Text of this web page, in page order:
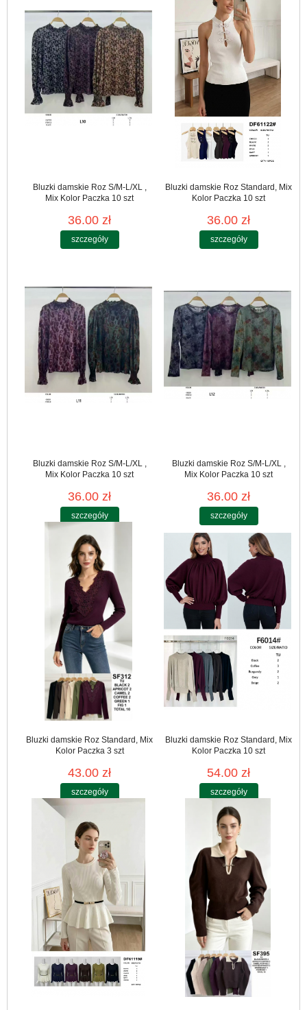
Bluzki damskie Roz S/M-L/XL ,
Mix Kolor Paczka 10 szt
36.00 zł
szczegóły
Bluzki damskie Roz Standard, Mix
Kolor Paczka 10 szt
36.00 zł
szczegóły
Bluzki damskie Roz S/M-L/XL ,
Mix Kolor Paczka 10 szt
36.00 zł
szczegóły
Bluzki damskie Roz S/M-L/XL ,
Mix Kolor Paczka 10 szt
36.00 zł
szczegóły
Bluzki damskie Roz Standard, Mix
Kolor Paczka 3 szt
43.00 zł
szczegóły
Bluzki damskie Roz Standard, Mix
Kolor Paczka 10 szt
54.00 zł
szczegóły